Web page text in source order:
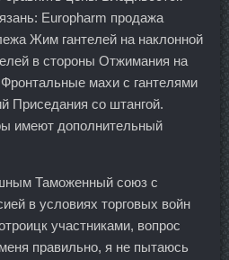
Europharm продажа
Жим гантелей на наклонной
в стороны Отжимания на
махи с гантелями
Приседания со штангой.
имеют дополнительный
Таможенный союз с
в условиях торговых войн
участниками, вопрос
правильно, я не пытаюсь